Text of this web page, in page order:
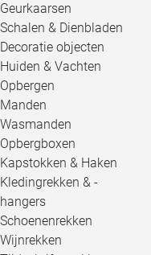
Geurkaarsen
Schalen & Dienbladen
Decoratie objecten
Huiden & Vachten
Opbergen
Manden
Wasmanden
Opbergboxen
Kapstokken & Haken
Kledingrekken & -
hangers
Schoenenrekken
Wijnrekken